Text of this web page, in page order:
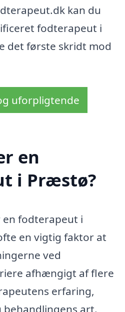
kan du
fodterapeut i
det første skridt mod
uforpligtende
en
i Præstø?
fodterapeut i
en vigtig faktor at
ved
afhængigt af flere
erfaring,
art.